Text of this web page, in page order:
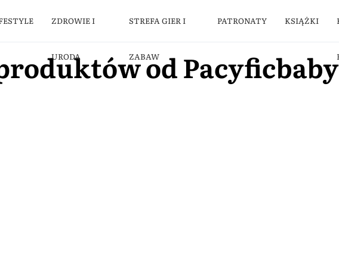
ZDROWIE I
URODA
STREFA GIER I
ZABAW
PATRONATY KSIĄŻKI
od Pacyficbaby